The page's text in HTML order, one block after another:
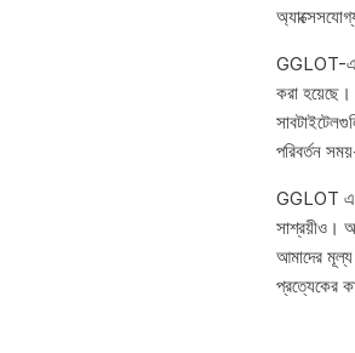
GGLOT-এর
করা
পরিবর্তন
GGLOT
সাশ্রয়ীও।
আমাদের মূল্য
প্রত্যেকের